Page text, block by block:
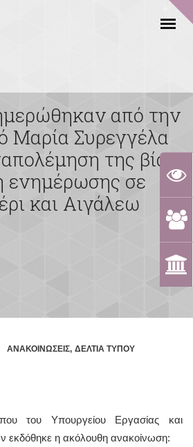
από την
Μαρία Συρεγγέλα
της βίας
ενημέρωσης σε
και Αιγάλεω
ΑΝΑΚΟΙΝΩΣΕΙΣ, ΔΕΛΤΙΑ ΤΥΠΟΥ
του Υπουργείου Εργασίας και
εκδόθηκε η ακόλουθη ανακοίνωση: